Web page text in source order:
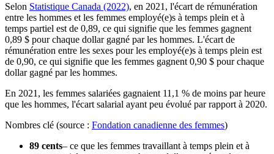
Selon Statistique Canada (2022), en 2021, l'écart de rémunération
entre les hommes et les femmes employé(e)s à temps plein et à
temps partiel est de 0,89, ce qui signifie que les femmes gagnent
0,89 $ pour chaque dollar gagné par les hommes. L'écart de
rémunération entre les sexes pour les employé(e)s à temps plein est
de 0,90, ce qui signifie que les femmes gagnent 0,90 $ pour chaque
dollar gagné par les hommes.
En 2021, les femmes salariées gagnaient 11,1 % de moins par heure
que les hommes, l'écart salarial ayant peu évolué par rapport à 2020.
Nombres clé (source : Fondation canadienne des femmes)
89 cents– ce que les femmes travaillant à temps plein et à